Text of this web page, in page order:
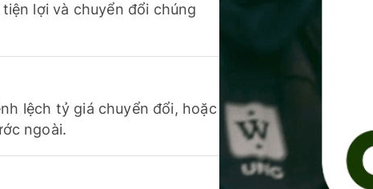
lợi và chuyển đổi chúng
lệch tỷ giá chuyển đổi, hoặc
ngoài.